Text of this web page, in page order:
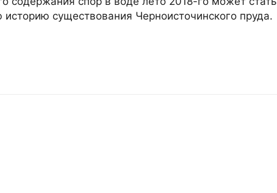
существования Черноисточинского пруда.